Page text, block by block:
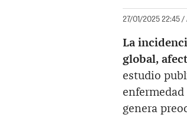
27/01/2025 22:45/
La
global,
estudio
genera